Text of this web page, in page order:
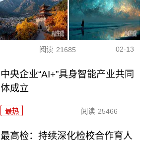
阅读 21685 02-13
中央企业“AI+”具身智能产业共同
体成立
最热 阅读 25466
最高检：持续深化检校合作育人